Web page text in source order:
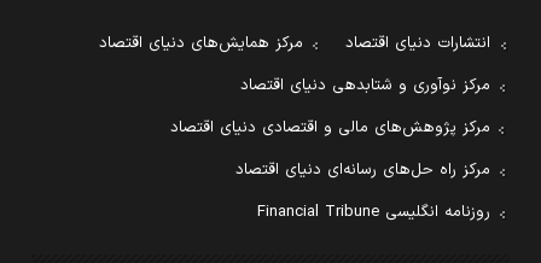
انتشارات دنیای اقتصاد
مرکز همایش‌های دنیای اقتصاد
مرکز نوآوری و شتابدهی دنیای اقتصاد
مرکز پژوهش‌های مالی و اقتصادی دنیای اقتصاد
مرکز راه حل‌های رسانه‌ای دنیای اقتصاد
روزنامه انگلیسی Financial Tribune